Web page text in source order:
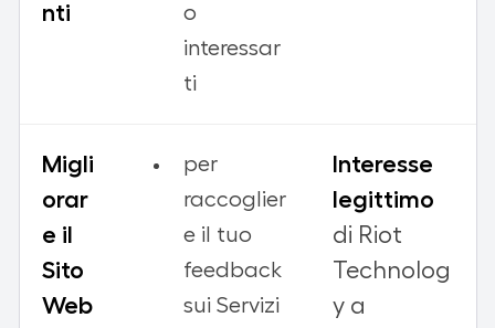
nti
o
interessar
ti
Migli
orar
e il
Sito
Web
per
raccoglier
e il tuo
feedback
sui Servizi
Interesse
legittimo
di Riot
Technolog
y a